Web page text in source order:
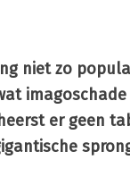
niet zo
er geen